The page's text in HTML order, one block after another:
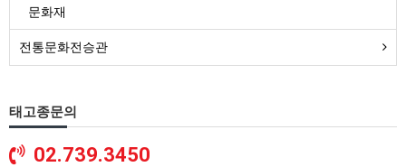
문화재
전통문화전승관
태고종문의
02.739.3450